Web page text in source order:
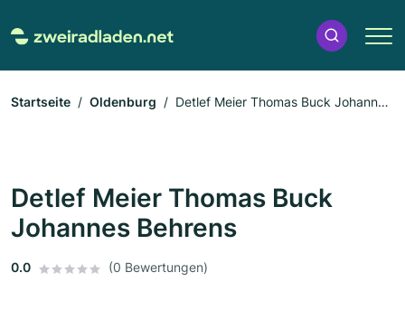
Startseite Oldenburg
Detlef Meier Thomas Buck Johannes
Detlef Meier Thomas Buck
Johannes Behrens
0.0 (0 Bewertungen)